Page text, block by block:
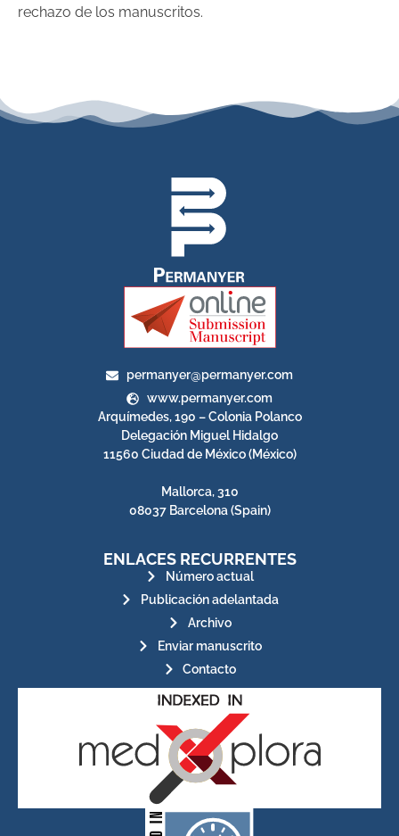
rechazo de los manuscritos.
permanyer@permanyer.com
www.permanyer.com
Arquímedes, 190 – Colonia Polanco
Delegación Miguel Hidalgo
11560 Ciudad de México (México)
Mallorca, 310
08037 Barcelona (Spain)
ENLACES RECURRENTES
Número actual
Publicación adelantada
Archivo
Enviar manuscrito
Contacto